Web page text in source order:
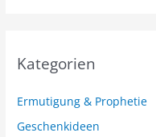
Kategorien
Ermutigung & Prophetie
Geschenkideen